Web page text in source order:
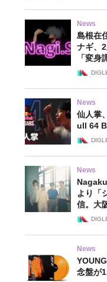
News
島根在
ナギ、
「変
News
仙人掌
ull 64
News
より「
信。大
News
念盤が